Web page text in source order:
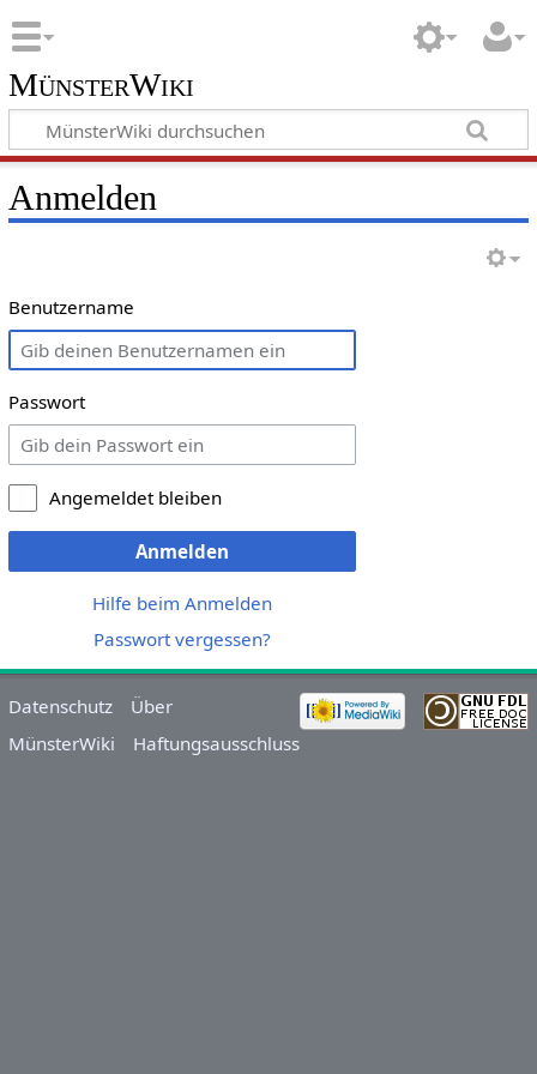
MünsterWiki
Anmelden
Benutzername
Passwort
Angemeldet bleiben
Anmelden
Hilfe beim Anmelden
Passwort vergessen?
Datenschutz
Über
MünsterWiki
Haftungsausschluss